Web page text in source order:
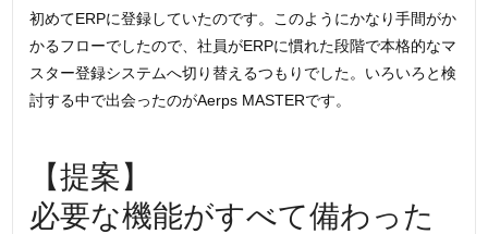
初めてERPに登録していたのです。このようにかなり手間がか
かるフローでしたので、社員がERPに慣れた段階で本格的なマ
スター登録システムへ切り替えるつもりでした。いろいろと検
討する中で出会ったのがAerps MASTERです。
【提案】
必要な機能がすべて備わった